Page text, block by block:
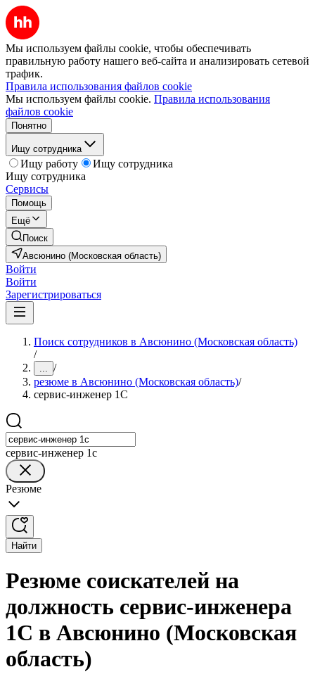
Мы используем файлы cookie, чтобы обеспечивать
правильную работу нашего веб-сайта и анализировать сетевой
трафик.
Правила использования файлов cookie
Мы используем файлы cookie. Правила использования
файлов cookie
Понятно
Ищу сотрудника
Ищу работу
Ищу сотрудника
Ищу сотрудника
Сервисы
Помощь
Ещё
Поиск
Авсюнино (Московская область)
Войти
Войти
Зарегистрироваться
Поиск сотрудников в Авсюнино (Московская область)
/
... /
резюме в Авсюнино (Московская область)/
сервис-инженер 1С
сервис-инженер 1с
Резюме
Найти
Резюме соискателей на
должность сервис-инженера
1С в Авсюнино (Московская
область)